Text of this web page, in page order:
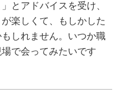
とアドバイスを受け、
楽しくて、もしかした
しれません。いつか職
で会ってみたいです